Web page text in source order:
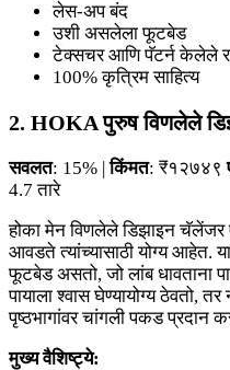
लेस-अप बंद
उशी असलेला फूटबेड
टेक्सचर आणि पॅटर्न केलेले
100% कृत्रिम साहित्य
2. HOKA पुरुष विणलेले
सवलत: 15% |किंमत: ₹१२७४९
4.7 तारे
होका मेन विणलेले डिझाइन चॅलेंजर
आवडते त्यांच्यासाठी योग्य आहेत.
फूटबेड असतो, जो लांब धावताना
पायाला श्वास घेण्यायोग्य ठेवतो,
पृष्ठभागांवर चांगली पकड प्रदान
मुख्य वैशिष्ट्ये: